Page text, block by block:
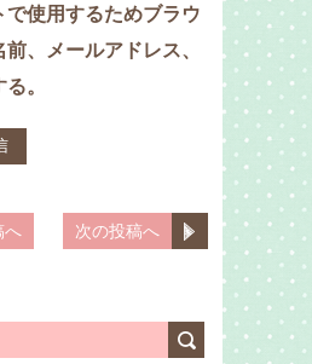
で使用するためブラウ
、メールアドレス、
。
へ 次の投稿へ